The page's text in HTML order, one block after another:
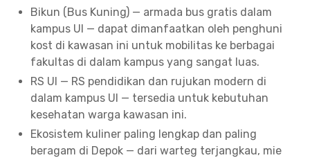
Bikun (Bus Kuning) — armada bus gratis dalam
kampus UI — dapat dimanfaatkan oleh penghuni
kost di kawasan ini untuk mobilitas ke berbagai
fakultas di dalam kampus yang sangat luas.
RS UI — RS pendidikan dan rujukan modern di
dalam kampus UI — tersedia untuk kebutuhan
kesehatan warga kawasan ini.
Ekosistem kuliner paling lengkap dan paling
beragam di Depok — dari warteg terjangkau, mie